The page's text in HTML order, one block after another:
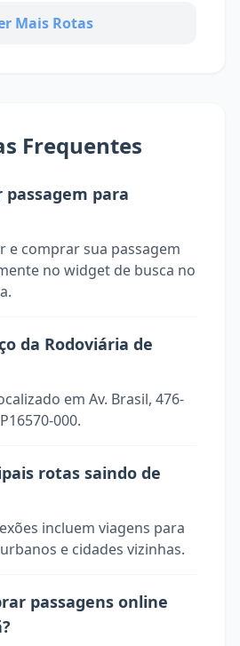
Mais Rotas
Frequentes
passagem para
e comprar sua passagem
no widget de busca no
da Rodoviária de
em Av. Brasil, 476-
000.
rotas saindo de
incluem viagens para
e cidades vizinhas.
passagens online